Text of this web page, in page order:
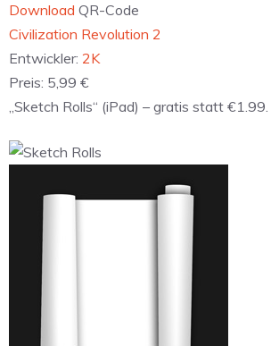
Download QR-Code
‎Civilization Revolution 2
Entwickler: 2K
Preis: 5,99 €
„Sketch Rolls“ (iPad) – gratis statt €1.99.